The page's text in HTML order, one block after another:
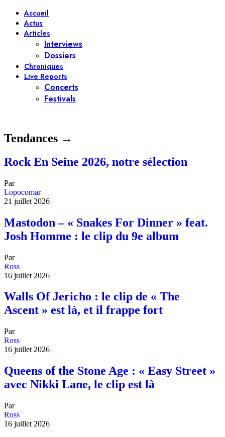
Accueil
Actus
Articles
Interviews
Dossiers
Chroniques
Live Reports
Concerts
Festivals
Tendances →
Rock En Seine 2026, notre sélection
Par
Lopocomar
21 juillet 2026
Mastodon – « Snakes For Dinner » feat.
Josh Homme : le clip du 9e album
Par
Ross
16 juillet 2026
Walls Of Jericho : le clip de « The
Ascent » est là, et il frappe fort
Par
Ross
16 juillet 2026
Queens of the Stone Age : « Easy Street »
avec Nikki Lane, le clip est là
Par
Ross
16 juillet 2026